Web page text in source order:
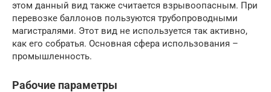
этом данный вид также считается взрывоопасным. При
перевозке баллонов пользуются трубопроводными
магистралями. Этот вид не используется так активно,
как его собратья. Основная сфера использования –
промышленность.
Рабочие параметры